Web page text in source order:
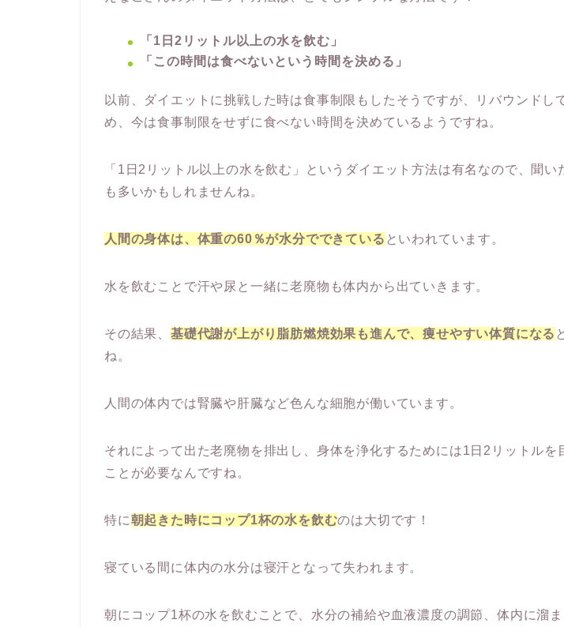
「1日2リットル以上の水を飲む」
「この時間は食べないという時間を決める」
以前、ダイエットに挑戦した時は食事制限もしたそうですが、リバウンドし
め、今は食事制限をせずに食べない時間を決めているようですね。
「1日2リットル以上の水を飲む」というダイエット方法は有名なので、聞い
も多いかもしれませんね。
人間の身体は、体重の60％が水分でできている といわれています。
水を飲むことで汗や尿と一緒に老廃物も体内から出ていきます。
その結果、 基礎代謝が上がり脂肪燃焼効果も進んで、痩せやすい体質になる
ね。
人間の体内では腎臓や肝臓など色んな細胞が働いています。
それによって出た老廃物を排出し、身体を浄化するためには1日2リットルを
ことが必要なんですね。
特に朝起きた時にコップ1杯の水を飲むのは大切です！
寝ている間に体内の水分は寝汗となって失われます。
朝にコップ1杯の水を飲むことで、水分の補給や血液濃度の調節、体内に溜